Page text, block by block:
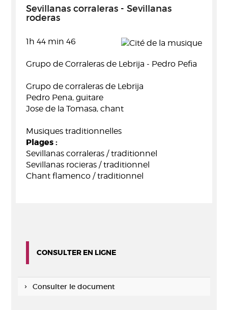
Sevillanas corraleras - Sevillanas
roderas
1h 44 min 46
Grupo de Corraleras de Lebrija - Pedro Pefia
Grupo de corraleras de Lebrija
Pedro Pena, guitare
Jose de la Tomasa, chant
Musiques traditionnelles
Plages :
Sevillanas corraleras / traditionnel
Sevillanas rocieras / traditionnel
Chant flamenco / traditionnel
CONSULTER EN LIGNE
Consulter le document